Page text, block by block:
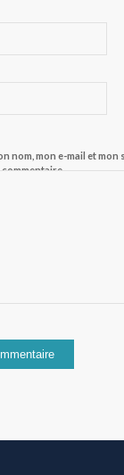
nom, mon e-mail et